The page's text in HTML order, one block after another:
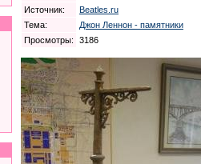
Источник:
Beatles.ru
Тема:
Джон Леннон - памятники
Просмотры:
3186